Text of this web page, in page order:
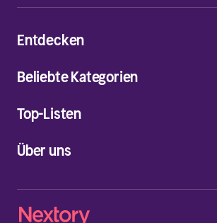
Über uns
Entdecken
Beliebte Kategorien
Top-Listen